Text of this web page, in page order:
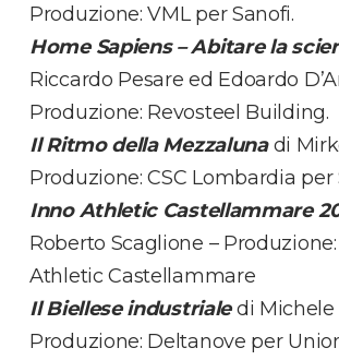
Produzione: VML per Sanofi.
Home Sapiens – Abitare la
Riccardo Pesare ed Edoardo
Produzione: Revosteel Building.
Il Ritmo della Mezzalunadi
Produzione: CSC Lombardia per
Inno Athletic Castellammare
Roberto Scaglione –
Athletic Castellammare
Il Biellese industrialedi Michele
Produzione: Deltanove per